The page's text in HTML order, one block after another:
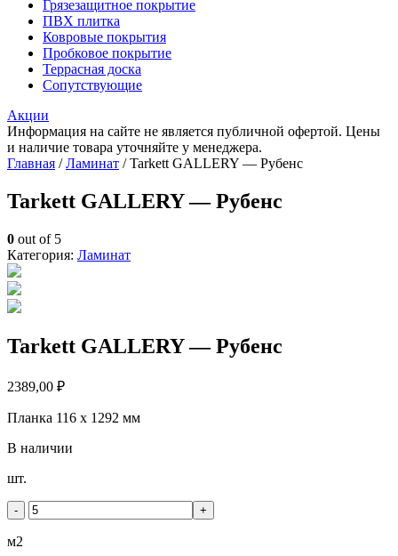
Грязезащитное покрытие
ПВХ плитка
Ковровые покрытия
Пробковое покрытие
Террасная доска
Сопутствующие
Акции
Информация на сайте не является публичной офертой. Цены
и наличие товара уточняйте у менеджера.
Главная /Ламинат / Tarkett GALLERY — Рубенс
Tarkett GALLERY — Рубенс
0 out of 5
Категория: Ламинат
Tarkett GALLERY — Рубенс
2389,00 ₽
Планка 116 x 1292 мм
В наличии
Количество
Tarkett
-
шт.
- +
м2